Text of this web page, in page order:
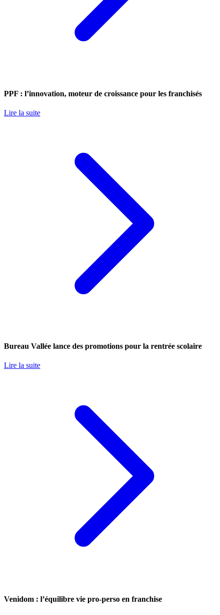
PPF : l’innovation, moteur de croissance pour les franchisés
Lire la suite
Bureau Vallée lance des promotions pour la rentrée scolaire
Lire la suite
Venidom : l’équilibre vie pro-perso en franchise